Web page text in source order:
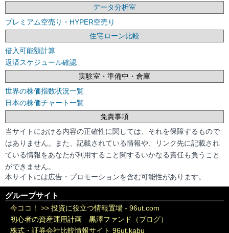
データ分析室
プレミアム空売り・HYPER空売り
住宅ローン比較
借入可能額計算
返済スケジュール確認
実験室・準備中・倉庫
世界の株価指数状況一覧
日本の株価チャート一覧
免責事項
当サイトにおける内容の正確性に関しては、それを保障するもので
はありません。また、記載されている情報や、リンク先に記載され
ている情報をあなたが利用すること関するいかなる責任も負うこと
ができません。
本サイトには広告・プロモーションを含む可能性があります。
グループサイト
今ココ！ >> 投資に役立つ情報置場 - 96ut.com
初心者の資産運用計画 黒澤ファンド（ブログ）
株式・証券会社比較情報サイト 96ut.kabu